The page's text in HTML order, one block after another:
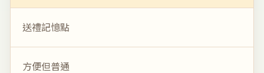
送禮記憶點
方便但普通